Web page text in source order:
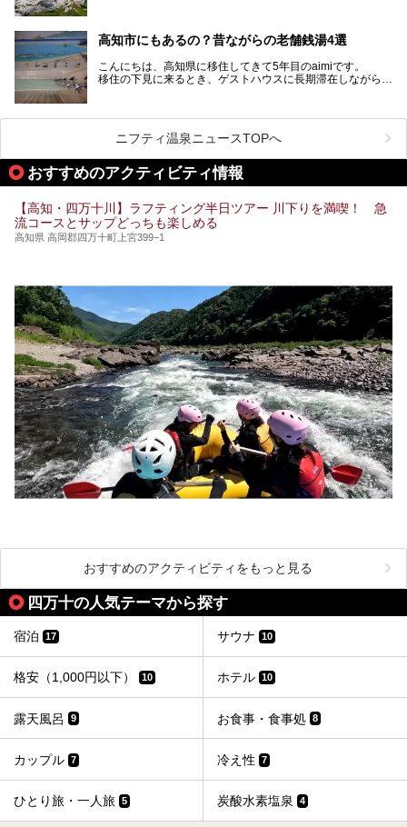
が見れる場所。
帰り温泉（お風呂）がありません。
中でもライターおすすめの３つの温泉をご紹介します。
などが問題なければ、温泉に入ってから向かうことをオスス
メします。
なぜなら最寄り温泉でも車で４０分、山を降りていかねばな
りませんからね…！！
もしくは、翌日キャンプ帰りに立ち寄るのもおすすめです。
それでは見ていきましょう。
高知市にもあるの？昔ながらの老舗銭湯4選
こんにちは、高知県に移住してきて5年目のaimiです。
移住の下見に来るとき、ゲストハウスに長期滞在しながら観
高知市というと、高知県の人口の半分が集まっているにぎや
かなイメージがある方も多いかと思いますが、昔ながらの老
舗銭湯がけっこうな数あるのですよ。
規模は小さいながら、元気に営業中なので観光がてら訪問し
てみてはいかがでしょう？
Kですよ♪
それではチェックしてきましょう♪
ニフティ温泉ニュースTOPへ
おすすめのアクティビティ情報
【高知・四万十川】ラフティング半日ツアー 川下りを満喫！ 急
流コースとサップどっちも楽しめる
高知県 高岡郡四万十町上宮399−1
おすすめのアクティビティをもっと見る
四万十の人気テーマから探す
宿泊 17 サウナ 10
格安（1,000円以下） 10 ホテル 10
露天風呂 9 お食事・食事処 8
カップル 7 冷え性 7
ひとり旅・一人旅 5 炭酸水素塩泉 4